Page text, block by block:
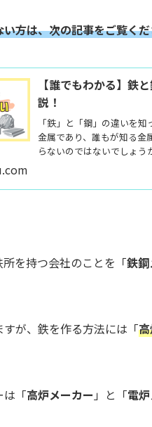
方は、次の記事をご覧く
【誰でもわかる】鉄
説！
「鉄」と「鋼」の違いを
金属であり、誰もが知る金
らないのではないでしょ
会に必要不可欠な金属で
を持つ会社のことを「鉄鋼
が、鉄を作る方法には「
は「高炉メーカー 」と「電